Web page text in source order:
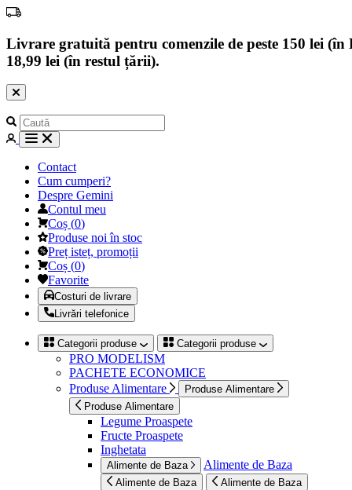
Livrare gratuită pentru comenzile de peste 150 lei
18,99 lei (în restul țării).
Contact
Cum cumperi?
Despre Gemini
Contul meu
Coș (0)
Produse noi în stoc
Preț isteț, promoții
Coș (0)
Favorite
Costuri de livrare
Livrări telefonice
Categorii produse Categorii produse
PRO MODELISM
PACHETE ECONOMICE
Produse Alimentare
Produse Alimentare
Produse Alimentare
Legume Proaspete
Fructe Proaspete
Inghetata
Alimente de Baza Alimente de Baza
Alimente de Baza Alimente de Baza